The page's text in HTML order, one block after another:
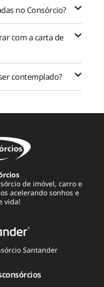
no Consórcio?
com a carta de
contemplado?
de imóvel, carro e
acelerando sonhos e
vida!
Santander